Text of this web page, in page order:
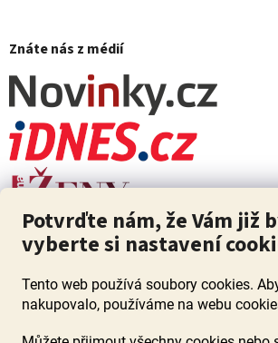
Potvrďte nám, že Vám již
vyberte si nastavení
Tento web používá soubory cookies.
nakupovalo, používáme na webu
Znáte nás z médií